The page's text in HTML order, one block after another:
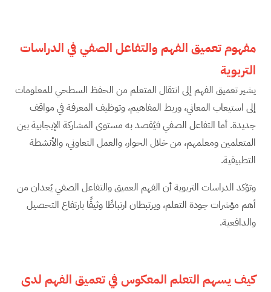
مفهوم تعميق الفهم والتفاعل الصفي في الدراسات
التربوية
يشير تعميق الفهم إلى انتقال المتعلم من الحفظ السطحي للمعلومات
إلى استيعاب المعاني، وربط المفاهيم، وتوظيف المعرفة في مواقف
جديدة. أما التفاعل الصفي فيُقصد به مستوى المشاركة الإيجابية بين
المتعلمين ومعلمهم، من خلال الحوار، والعمل التعاوني، والأنشطة
التطبيقية.
وتؤكد الدراسات التربوية أن الفهم العميق والتفاعل الصفي يُعدان من
أهم مؤشرات جودة التعلم، ويرتبطان ارتباطًا وثيقًا بارتفاع التحصيل
والدافعية.
كيف يسهم التعلم المعكوس في تعميق الفهم لدى